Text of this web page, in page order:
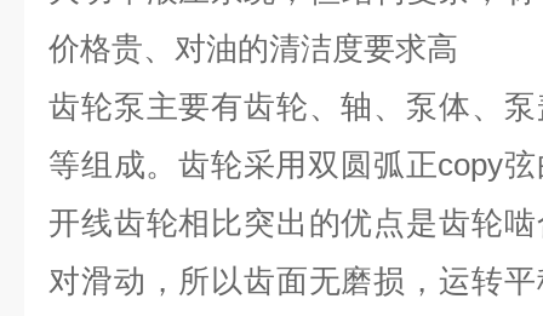
价格贵、对油的清洁度要求高
齿轮泵主要有齿轮、轴、泵体、
等组成。齿轮采用双圆弧正copy
开线齿轮相比突出的优点是齿轮
对滑动，所以齿面无磨损，运转